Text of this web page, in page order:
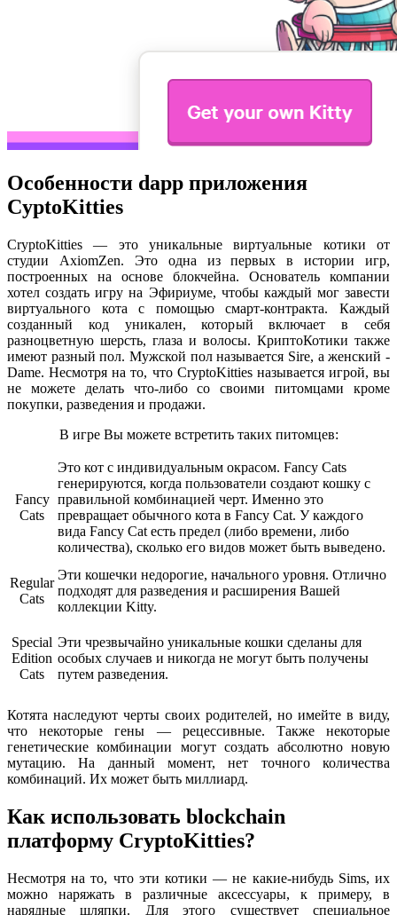
Особенности dapp приложения
CyptoKitties
CryptoKitties — это уникальные виртуальные котики от
студии AxiomZen. Это одна из первых в истории игр,
построенных на основе блокчейна. Основатель компании
хотел создать игру на Эфириуме, чтобы каждый мог завести
виртуального кота с помощью смарт-контракта. Каждый
созданный код уникален, который включает в себя
разноцветную шерсть, глаза и волосы. КриптоКотики также
имеют разный пол. Мужской пол называется Sire, а женский -
Dame. Несмотря на то, что CryptoKitties называется игрой, вы
не можете делать что-либо со своими питомцами кроме
покупки, разведения и продажи.
В игре Вы можете встретить таких питомцев:
Fancy
Cats
Это кот с индивидуальным окрасом. Fancy Cats
генерируются, когда пользователи создают кошку с
правильной комбинацией черт. Именно это
превращает обычного кота в Fancy Cat. У каждого
вида Fancy Cat есть предел (либо времени, либо
количества), сколько его видов может быть выведено.
Regular
Cats
Эти кошечки недорогие, начального уровня. Отлично
подходят для разведения и расширения Вашей
коллекции Kitty.
Special
Edition
Cats
Эти чрезвычайно уникальные кошки сделаны для
особых случаев и никогда не могут быть получены
путем разведения.
Котята наследуют черты своих родителей, но имейте в виду,
что некоторые гены — рецессивные. Также некоторые
генетические комбинации могут создать абсолютно новую
мутацию. На данный момент, нет точного количества
комбинаций. Их может быть миллиард.
Как использовать blockchain
платформу CryptoKitties?
Несмотря на то, что эти котики — не какие-нибудь Sims, их
можно наряжать в различные аксессуары, к примеру, в
нарядные шляпки. Для этого существует специальное